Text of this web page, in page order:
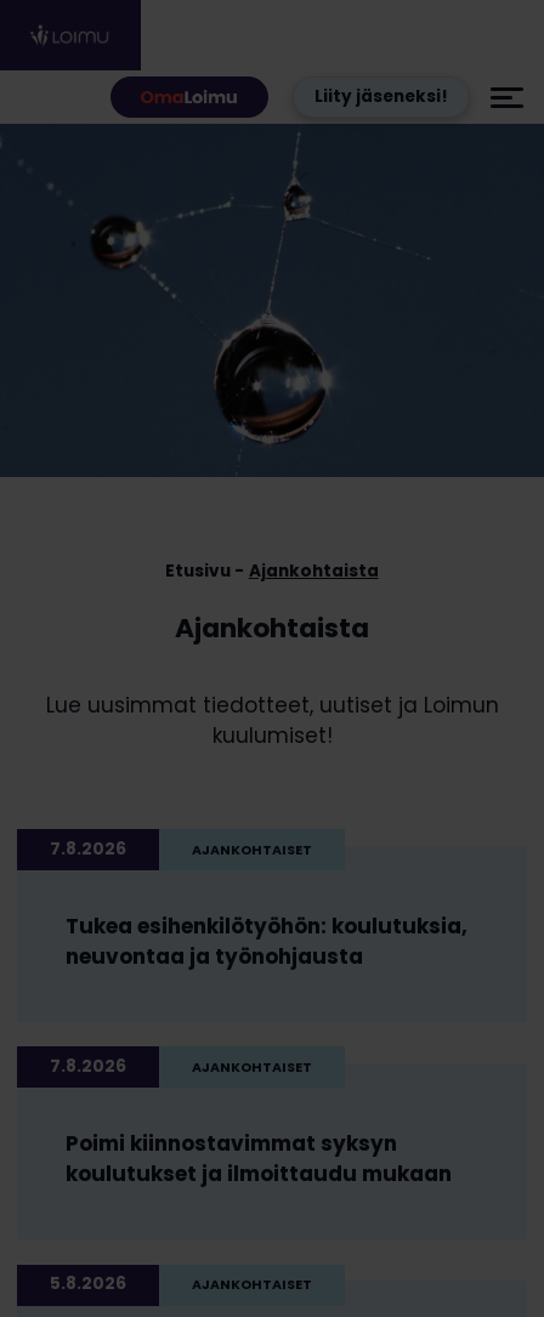
Liity jäseneksi!
Etusivu Ajankohtaista
Ajankohtaista
Lue uusimmat tiedotteet, uutiset ja Loimun
kuulumiset!
7.8.2026 AJANKOHTAISET
Tukea esihenkilötyöhön: koulutuksia,
neuvontaa ja työnohjausta
7.8.2026 AJANKOHTAISET
Poimi kiinnostavimmat syksyn
koulutukset ja ilmoittaudu mukaan
5.8.2026 AJANKOHTAISET